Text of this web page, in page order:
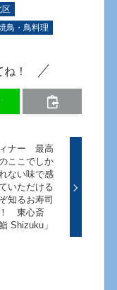
区
鳥・鳥料理
！
ナー 最高
ここでしか
ない味で感
いただける
知るお寿司
東心斎
Shizuku」